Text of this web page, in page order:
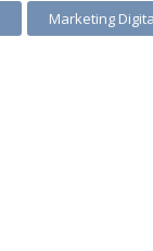
Marketing